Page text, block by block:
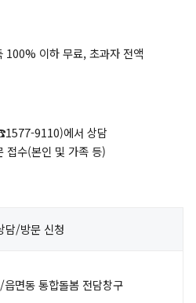
100% 이하무료, 초과자 전액
9110)에서 상담
접수(본인 및 가족 등)
담/방문 신청
면동 통합돌봄 전담창구